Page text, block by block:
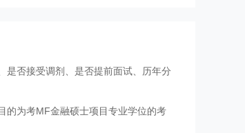
是否接受调剂、是否提前面试、历年分
的为考MF金融硕士项目专业学位的考